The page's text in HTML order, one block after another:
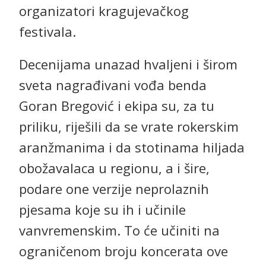
organizatori kragujevačkog
festivala.
Decenijama unazad hvaljeni i širom
sveta nagrađivani vođa benda
Goran Bregović i ekipa su, za tu
priliku, riješili da se vrate rokerskim
aranžmanima i da stotinama hiljada
obožavalaca u regionu, a i šire,
podare one verzije neprolaznih
pjesama koje su ih i učinile
vanvremenskim. To će učiniti na
ograničenom broju koncerata ove